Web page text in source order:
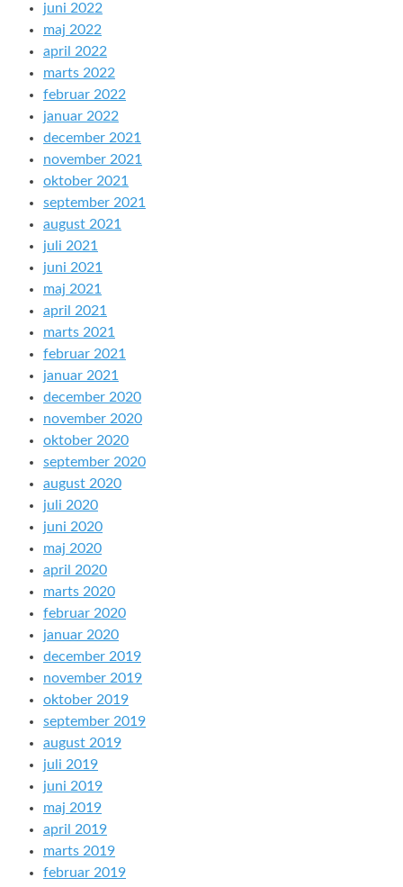
juni 2022
maj 2022
april 2022
marts 2022
februar 2022
januar 2022
december 2021
november 2021
oktober 2021
september 2021
august 2021
juli 2021
juni 2021
maj 2021
april 2021
marts 2021
februar 2021
januar 2021
december 2020
november 2020
oktober 2020
september 2020
august 2020
juli 2020
juni 2020
maj 2020
april 2020
marts 2020
februar 2020
januar 2020
december 2019
november 2019
oktober 2019
september 2019
august 2019
juli 2019
juni 2019
maj 2019
april 2019
marts 2019
februar 2019